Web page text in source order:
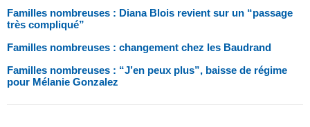
Familles nombreuses : Diana Blois revient sur un “passage
très compliqué”
Familles nombreuses : changement chez les Baudrand
Familles nombreuses : “J’en peux plus”, baisse de régime
pour Mélanie Gonzalez